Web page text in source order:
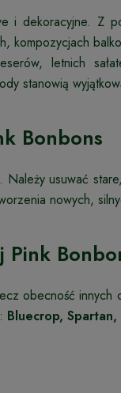
i dekoracyjne. Z
letnich
stanowią
Bonbons
usuwać
nowych,
Pink
obecność
Bluecrop,